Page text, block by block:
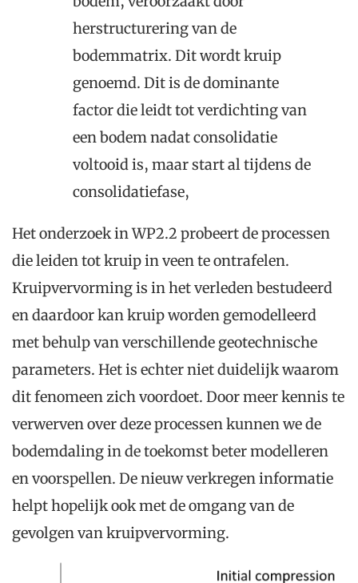
herstructurering van de
bodemmatrix. Dit wordt kruip
genoemd. Dit is de dominante
factor die leidt tot verdichting van
een bodem nadat consolidatie
voltooid is, maar start al tijdens de
consolidatiefase,
Het onderzoek in WP2.2 probeert de processen
die leiden tot kruip in veen te ontrafelen.
Kruipvervorming is in het verleden bestudeerd
en daardoor kan kruip worden gemodelleerd
met behulp van verschillende geotechnische
parameters. Het is echter niet duidelijk waarom
dit fenomeen zich voordoet. Door meer kennis te
verwerven over deze processen kunnen we de
bodemdaling in de toekomst beter modelleren
en voorspellen. De nieuw verkregen informatie
helpt hopelijk ook met de omgang van de
gevolgen van kruipvervorming.